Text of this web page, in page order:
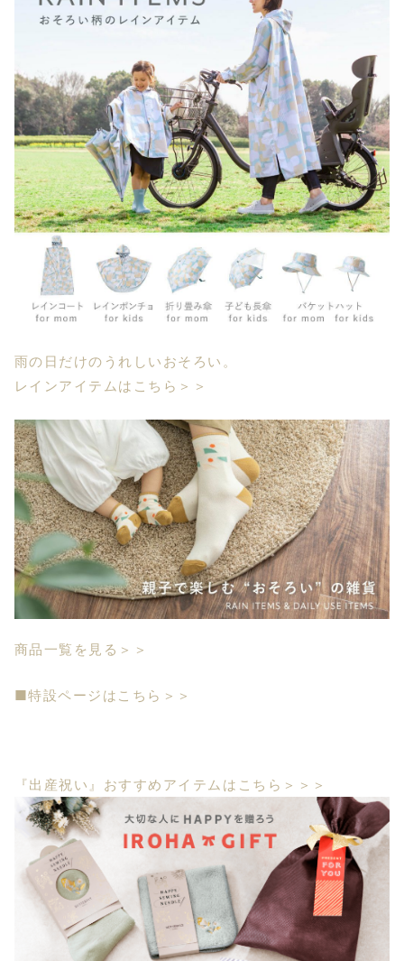
雨の日だけのうれしいおそろい。
レインアイテムはこちら＞＞
商品一覧を見る＞＞
■特設ページはこちら＞＞
『出産祝い』おすすめアイテムはこちら＞＞＞